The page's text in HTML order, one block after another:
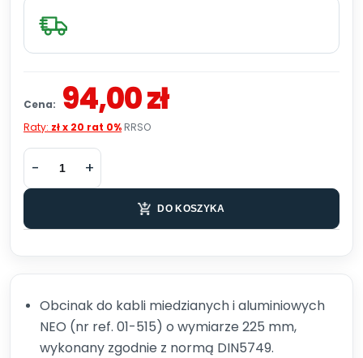
Cena: 94,00 zł
Raty: zł x 20 rat 0% RRSO
DO KOSZYKA
Obcinak do kabli miedzianych i aluminiowych
NEO (nr ref. 01-515) o wymiarze 225 mm,
wykonany zgodnie z normą DIN5749.